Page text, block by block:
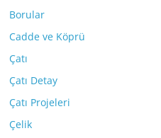
Borular
Cadde ve Köprü
Çatı
Çatı Detay
Çatı Projeleri
Çelik